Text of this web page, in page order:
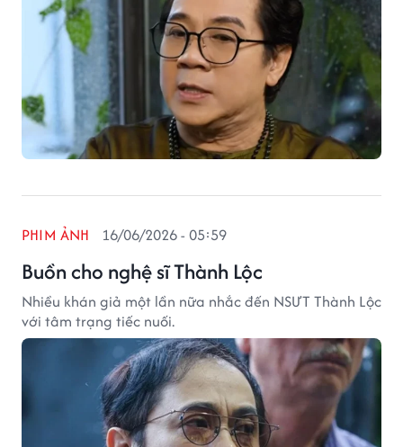
Buồn cho nghệ sĩ Thành Lộc
PHIM ẢNH 16/06/2026 - 05:59
Nhiều khán giả một lần nữa nhắc đến NSƯT Thành Lộc
với tâm trạng tiếc nuối.